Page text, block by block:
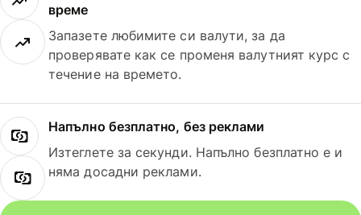
време
Запазете любимите си валути, за да
проверявате как се променя валутният курс с
течение на времето.
Напълно безплатно, без реклами
Изтеглете за секунди. Напълно безплатно е и
няма досадни реклами.